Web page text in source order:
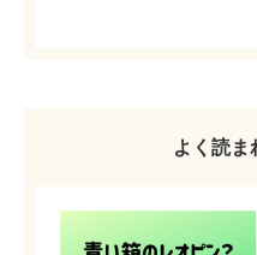
よく読ま